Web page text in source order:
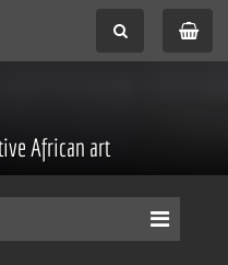
African art